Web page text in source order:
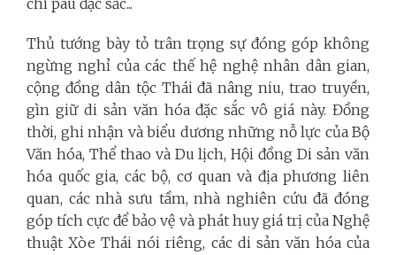
chi pâu đặc sắc...
Thủ tướng bày tỏ trân trọng sự đóng góp không
ngừng nghỉ của các thế hệ nghệ nhân dân gian,
cộng đồng dân tộc Thái đã nâng niu, trao truyền,
gìn giữ di sản văn hóa đặc sắc vô giá này. Đồng
thời, ghi nhận và biểu dương những nỗ lực của Bộ
Văn hóa, Thể thao và Du lịch, Hội đồng Di sản văn
hóa quốc gia, các bộ, cơ quan và địa phương liên
quan, các nhà sưu tầm, nhà nghiên cứu đã đóng
góp tích cực để bảo vệ và phát huy giá trị của Nghệ
thuật Xòe Thái nói riêng, các di sản văn hóa của